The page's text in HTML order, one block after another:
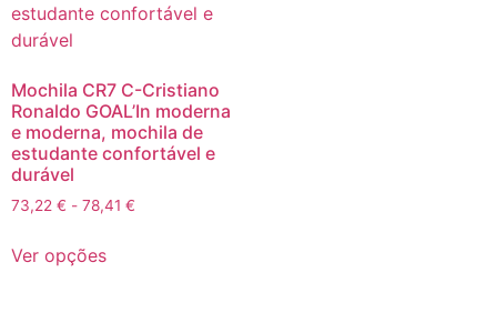
Mochila CR7 C-Cristiano
Ronaldo GOAL’In moderna
e moderna, mochila de
estudante confortável e
durável
73,22 € - 78,41 €
Ver opções